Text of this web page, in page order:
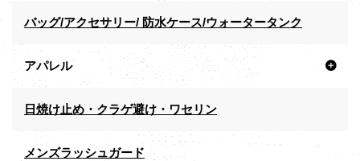
バッグ/アクセサリー/ 防水ケース/ウォータータンク
アパレル
日焼け止め・クラゲ避け・ワセリン
メンズラッシュガード